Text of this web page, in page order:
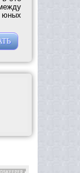
юных